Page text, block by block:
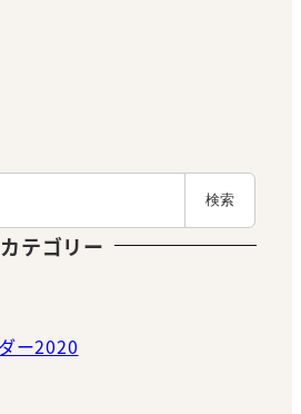
検索
カテゴリー
ー2020